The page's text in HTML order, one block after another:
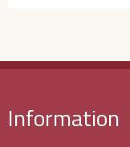
Information